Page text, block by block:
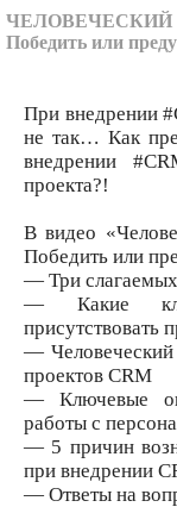
Победить или
При внедрении
не так… Как
внедрении
проекта?!
В видео
Победить или
— Три
— Какие
присутствовать
— Человеческий
проектов CRM
— Ключевые
работы с
— 5 причин
при внедрении
— Ответы на